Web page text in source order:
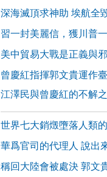
深海滅頂求神助 埃航全
習一封美麗信，獲川普
美中貿易大戰是正義與
曾慶紅指揮郭文貴運作
江澤民與曾慶紅的不解
世界七大銷燬墮落人類
華爲官司的代理人 說出
稱回大陸會被處決 郭文